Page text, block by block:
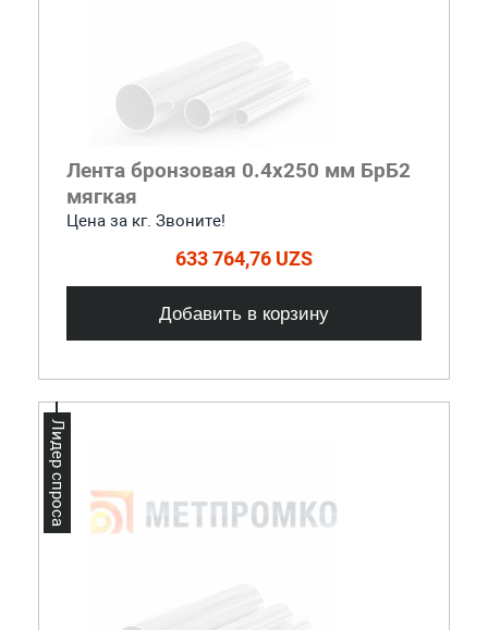
Лента бронзовая 0.4x250 мм БрБ2
мягкая
Цена за кг. Звоните!
633 764,76 UZS
Добавить в корзину
Лидер спроса